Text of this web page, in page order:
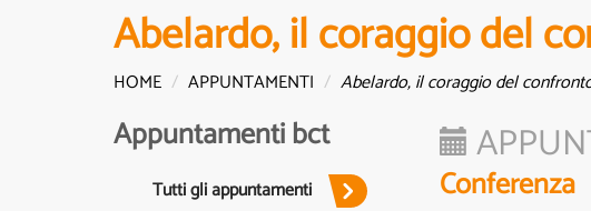
Abelardo, il coraggio del
HOME APPUNTAMENTI Abelardo, il coraggio del
Appuntamenti bct
Tutti gli appuntamenti Conferenza